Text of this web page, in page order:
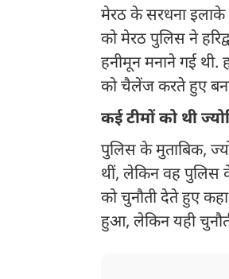
मेरठ के सरधना इलाके
को मेरठ पुलिस ने
हनीमून मनाने गई थी.
को चैलेंज करते हुए
कई टीमों को थी
पुलिस के मुताबिक,
थीं, लेकिन वह पुलिस
को चुनौती देते हुए
हुआ, लेकिन यही